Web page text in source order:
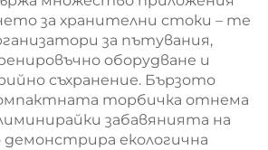
за хранителни стоки – те
за пътувания,
оборудване и
съхранение. Бързото
торбичка отнема
забавянията на
екологична